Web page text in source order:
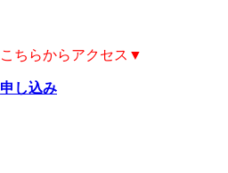
こちらからアクセス▼
申し込み